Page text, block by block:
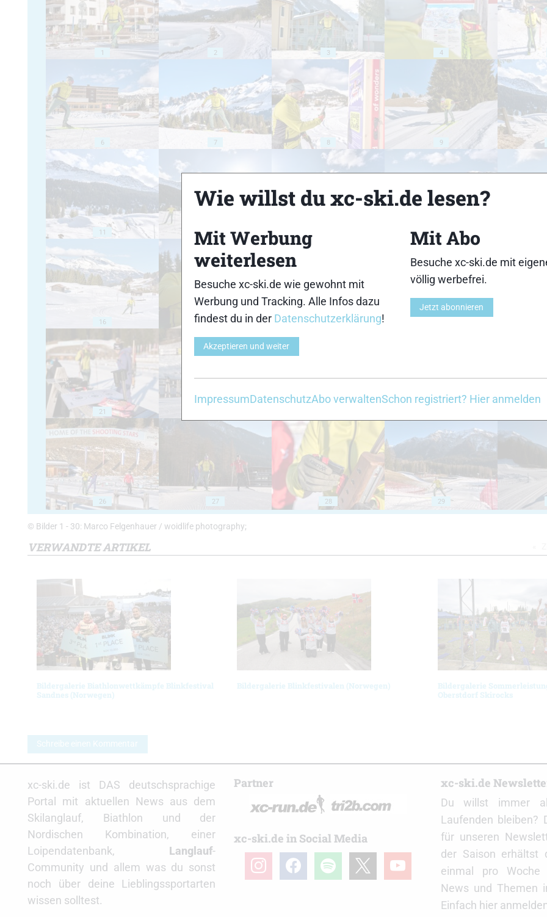
1 2 3 4
6 7 8 9
11 12 14
16 17 18
21
26 27 28 29
© Bilder 1 - 30: Marco Felgenhauer / woidlife photography;
VERWANDTE ARTIKEL
Bildergalerie Biathlonwettkämpfe Blinkfestival
Sandnes (Norwegen)
Bildergalerie Blinkfestivalen (Norwegen)
Bildergalerie
Oberstdorf Skirocks
Schreibe einen Kommentar
xc-ski.de ist DAS deutschsprachige
Portal mit aktuellen News aus dem
Skilanglauf, Biathlon und der
Nordischen Kombination, einer
Loipendatenbank, Langlauf-
Community und allem was du sonst
noch über deine Lieblingssportarten
wissen solltest.
Partner
xc-ski.de in Social Media
instagramfacebookspotify youtube
xc-ski.de
Du willst immer
Laufenden bleiben?
für unseren
der Saison erhältst
einmal pro Woche
News und Themen
Einfach hier
Wie willst du xc-ski.de lesen?
Mit Werbung
weiterlesen
Besuche xc-ski.de wie gewohnt mit
Werbung und Tracking. Alle Infos dazu
findest du in der Datenschutzerklärung!
Akzeptieren und weiter
Mit Abo
Besuche xc-ski.de mit
völlig werbefrei.
Jetzt abonnieren
ImpressumDatenschutzAbo verwaltenSchon registriert? Hier anmelden